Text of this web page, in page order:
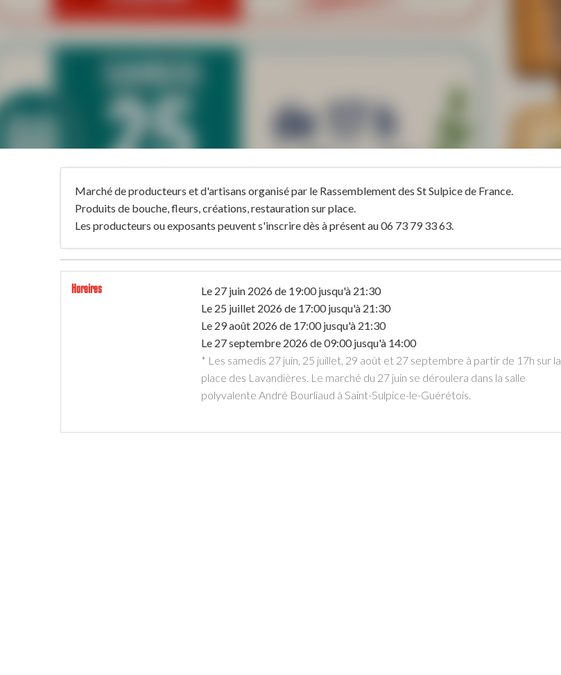
Marché de producteurs et d'artisans organisé par le Rassemblement des St Sulpice de France.
Produits de bouche, fleurs, créations, restauration sur place.
Les producteurs ou exposants peuvent s'inscrire dès à présent au 06 73 79 33 63.
Horaires Le 27 juin 2026de 19:00 jusqu'à 21:30
Le 25 juillet 2026de 17:00 jusqu'à 21:30
Le 29 août 2026de 17:00 jusqu'à 21:30
Le 27 septembre 2026de 09:00 jusqu'à 14:00
* Les samedis 27 juin, 25 juillet, 29 août et 27 septembre à partir de 17h sur la
place des Lavandières. Le marché du 27 juin se déroulera dans la salle
polyvalente André Bourliaud à Saint-Sulpice-le-Guérétois.